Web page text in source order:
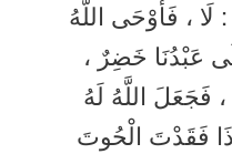
، فَأَوْحَى اللَّهُ
عَبْدُنَا خَضِرٌ ،
فَجَعَلَ اللَّهُ لَهُ
فَقَدْتَ الْحُوتَ